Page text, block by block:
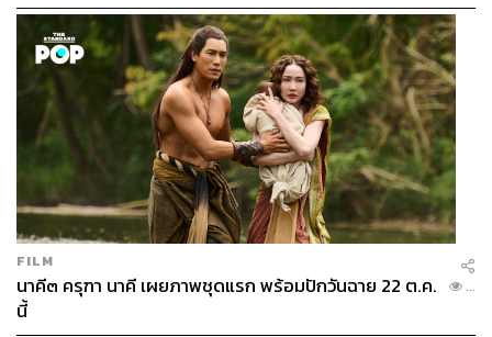
Good for
ใครแวะมาเดินเล่นย่านตลาดน้อยก็อย่าลืมแวะ 32Bar เรา
ว่าที่นี่น่าสนใจมาก โดยเฉพาะสำหรับคนชอบช็อกโกแลต
และโกโก้ แถมบรรยากาศร้านยังเท่สุดๆ เนื่องจากเปิดอยู่ใน
ตึกเก่าจริงๆ ถ่ายรูปอย่างไรก็วินเทจทุกมุม
FILM
นาคี๓ ครุฑา นาคี เผยภาพชุดแรก พร้อมปักวันฉาย 22 ต.ค.
นี้
...